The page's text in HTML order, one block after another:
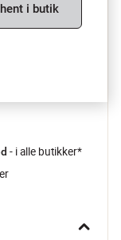
i butik
- i alle butikker*